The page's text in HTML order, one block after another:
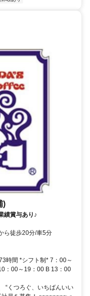
)
績賞与あり♪
ら徒歩20分/車5分
時間 *シフト制* 7：00～
：00～19：00 B 13：00
“くつろぐ、いちばんいい